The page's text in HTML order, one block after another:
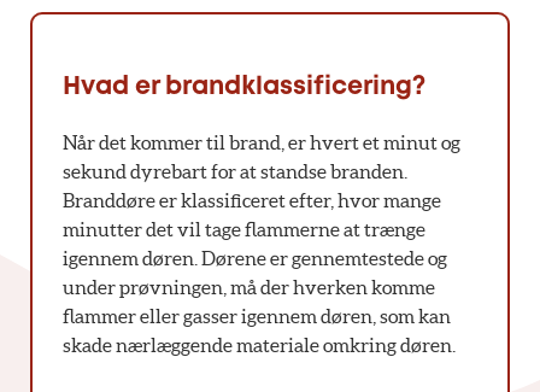
Hvad er brandklassificering?
Når det kommer til brand, er hvert et minut og
sekund dyrebart for at standse branden.
Branddøre er klassificeret efter, hvor mange
minutter det vil tage flammerne at trænge
igennem døren. Dørene er gennemtestede og
under prøvningen, må der hverken komme
flammer eller gasser igennem døren, som kan
skade nærlæggende materiale omkring døren.